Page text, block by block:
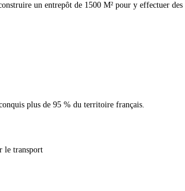
un entrepôt de 1500 M² pour y effectuer
plus de 95 % du territoire français.
le transport